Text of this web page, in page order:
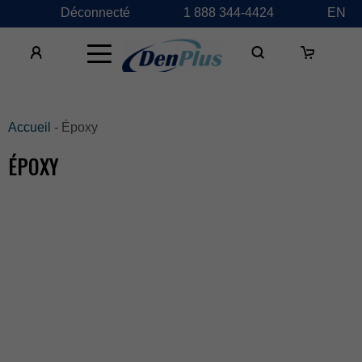
Déconnecté 1888344-4424 EN
×
Accueil -Époxy
ÉPOXY